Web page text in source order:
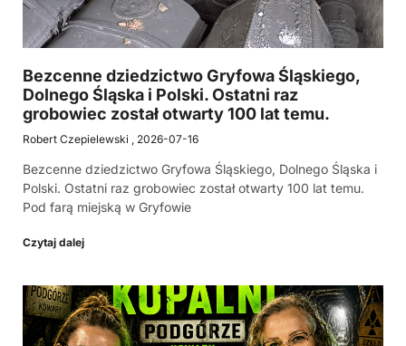
Bezcenne dziedzictwo Gryfowa Śląskiego,
Dolnego Śląska i Polski. Ostatni raz
grobowiec został otwarty 100 lat temu.
Robert Czepielewski 2026-07-16
Bezcenne dziedzictwo Gryfowa Śląskiego, Dolnego Śląska i
Polski. Ostatni raz grobowiec został otwarty 100 lat temu.
Pod farą miejską w Gryfowie
Czytaj dalej